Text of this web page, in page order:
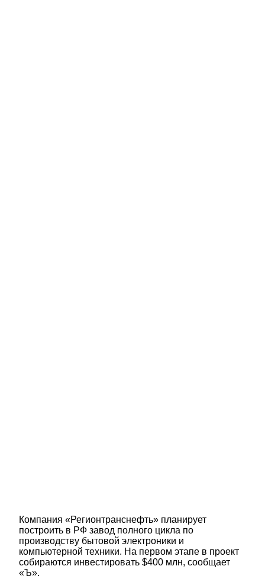
Компания «Регионтранснефть» планирует
построить в РФ завод полного цикла по
производству бытовой электроники и
компьютерной техники. На первом этапе в проект
собираются инвестировать $400 млн, сообщает
«Ъ».